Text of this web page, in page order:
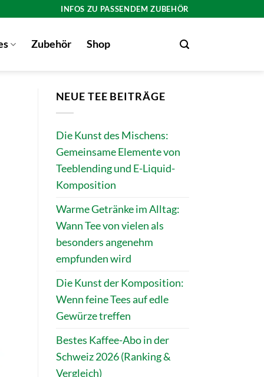
INFOS ZU PASSENDEM ZUBEHÖR
Zubehör Shop
NEUE TEE BEITRÄGE
Die Kunst des Mischens:
Gemeinsame Elemente von
Teeblending und E-Liquid-
Komposition
Warme Getränke im Alltag:
Wann Tee von vielen als
besonders angenehm
empfunden wird
Die Kunst der Komposition:
Wenn feine Tees auf edle
Gewürze treffen
Bestes Kaffee-Abo in der
Schweiz 2026 (Ranking &
Vergleich)